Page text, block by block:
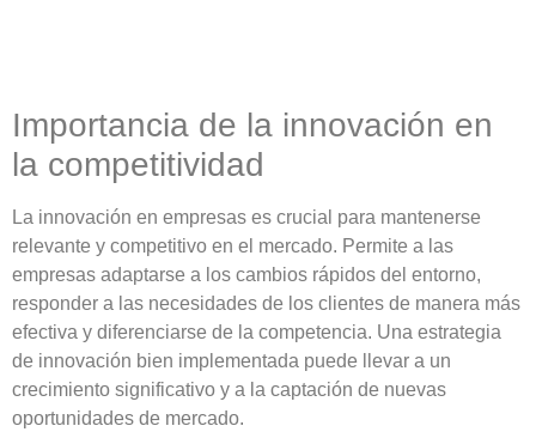
Importancia de la innovación en
la competitividad
La innovación en empresas es crucial para mantenerse
relevante y competitivo en el mercado. Permite a las
empresas adaptarse a los cambios rápidos del entorno,
responder a las necesidades de los clientes de manera más
efectiva y diferenciarse de la competencia. Una estrategia
de innovación bien implementada puede llevar a un
crecimiento significativo y a la captación de nuevas
oportunidades de mercado.